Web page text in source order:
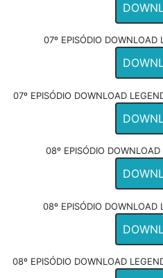
07º EPISÓDIO
07º EPISÓDIO DOWNLOAD
08º EPISÓDIO
08º EPISÓDIO
08º EPISÓDIO DOWNLOAD